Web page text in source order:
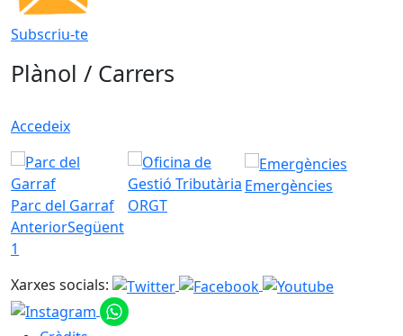
Subscriu-te
Plànol / Carrers
Accedeix
Parc del Garraf ORGT
Emergències
AnteriorSegüent
1
Xarxes socials: